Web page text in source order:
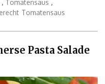
, Tomatensaus ,
Tomatensaus
Pasta Salade